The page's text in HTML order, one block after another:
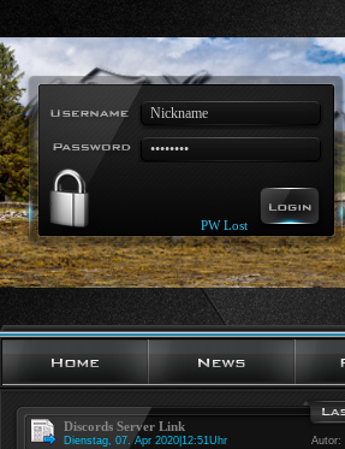
PW Lost
Discords Server Link
Dienstag, 07. Apr 2020|12:51Uhr Autor: